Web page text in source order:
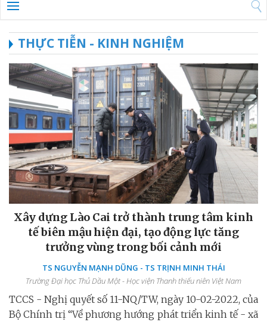
THỰC TIỄN - KINH NGHIỆM
Xây dựng Lào Cai trở thành trung tâm kinh
tế biên mậu hiện đại, tạo động lực tăng
trưởng vùng trong bối cảnh mới
TS NGUYỄN MẠNH DŨNG - TS TRỊNH MINH THÁI
Trường Đại học Thủ Dầu Một - Học viện Thanh thiếu niên Việt Nam
TCCS - Nghị quyết số 11-NQ/TW, ngày 10-02-2022, của
Bộ Chính trị “Về phương hướng phát triển kinh tế - xã